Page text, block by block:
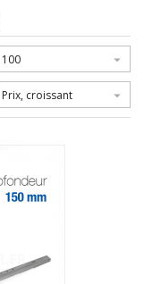
100 
Prix, croissant 